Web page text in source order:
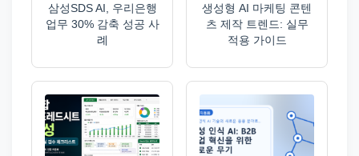
삼성SDS AI, 우리은행
업무 30% 감축 성공 사
례
생성형 AI 마케팅 콘텐
츠 제작 트렌드: 실무
적용 가이드